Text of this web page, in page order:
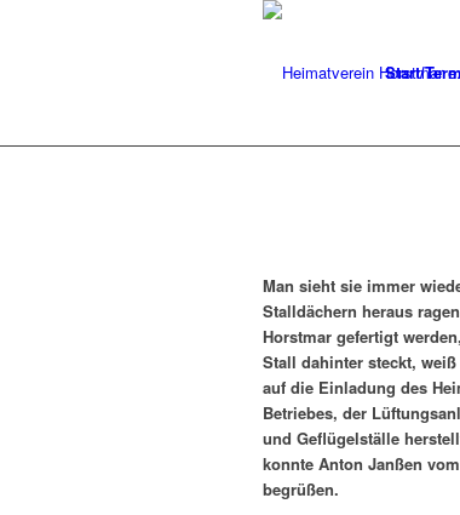
Start/
Man sieht sie immer
Stalldächern heraus
Horstmar gefertigt
Stall dahinter steckt,
auf die Einladung des
Betriebes, der
und Geflügelställe
konnte Anton Janßen
begrüßen.